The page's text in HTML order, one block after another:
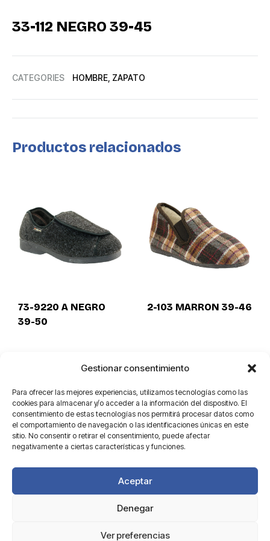
Gestionar consentimiento
Para ofrecer las mejores experiencias, utilizamos tecnologías como las
cookies para almacenar y/o acceder a la información del dispositivo. El
consentimiento de estas tecnologías nos permitirá procesar datos como
el comportamiento de navegación o las identificaciones únicas en este
sitio. No consentir o retirar el consentimiento, puede afectar
negativamente a ciertas características y funciones.
Aceptar
Denegar
Ver preferencias
33-112 NEGRO 39-45
CATEGORIES HOMBRE ZAPATO
Productos relacionados
73-9220 A NEGRO
39-50
2-103 MARRON 39-46